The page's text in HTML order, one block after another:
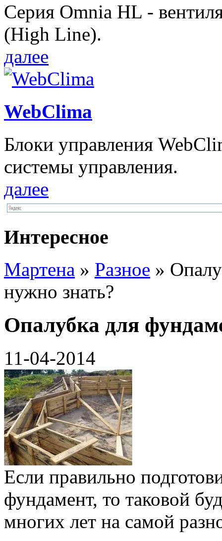
Серия Omnia HL -
(High Line).
далее
WebClima
Блоки упрaвлeния
системы управления.
далее
Интересное
Мартена » Разное »
нужно знать?
Опалубка для
11-04-2014
Если правильно
фундамент, то таковой
многих лет на самой